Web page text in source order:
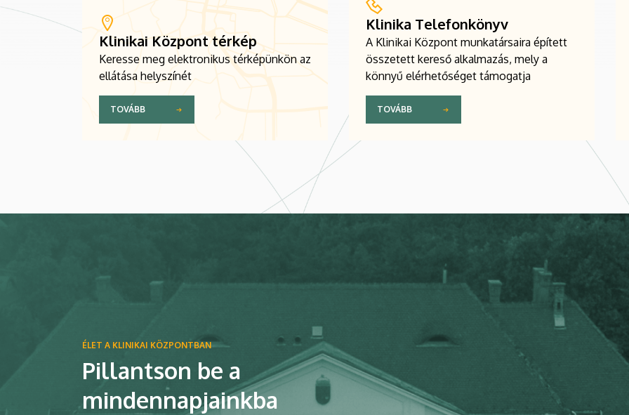
Klinikai Központ térkép
Keresse meg elektronikus térképünkön az
ellátása helyszínét
TOVÁBB
Klinika Telefonkönyv
A Klinikai Központ munkatársaira épített
összetett kereső alkalmazás, mely a
könnyű elérhetőséget támogatja
TOVÁBB
ÉLET A KLINIKAI KÖZPONTBAN
Pillantson be a
mindennapjainkba